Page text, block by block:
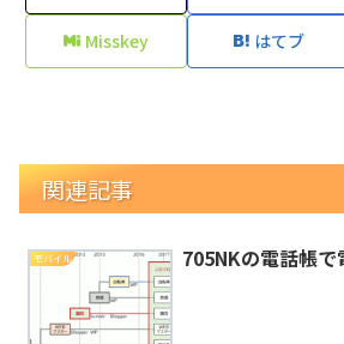
Misskey はてブ
関連記事
モバイル 705NKの電話帳で